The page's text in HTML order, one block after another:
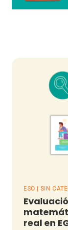
ESO | SIN
real en